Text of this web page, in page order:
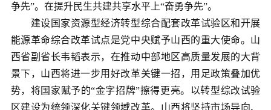
争先”。在提升民生共建共享水平上“奋勇争先”。
建设国家资源型经济转型综合配套改革试验区和开展
能源革命综合改革试点是党中央赋予山西的重大使命。山
西省副省长韦韬表示，在推动中部地区高质量发展的大背
景下，山西将进一步用好改革关键一招，用足政策叠加优
势，将国家赋予的“金字招牌”擦得更亮。以转型综改试验
区建设为统领深化关键领域改革。山西将坚持市场导向、